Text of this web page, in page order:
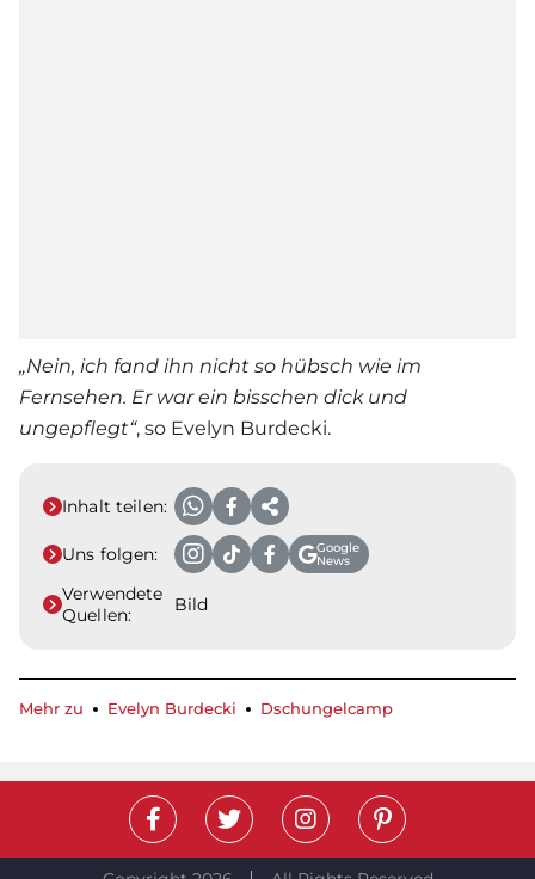
„Nein, ich fand ihn nicht so hübsch wie im
Fernsehen. Er war ein bisschen dick und
ungepflegt“, so Evelyn Burdecki.
Inhalt teilen:
Uns folgen:
Google
News
Verwendete
Quellen:
Bild
Mehr zu Evelyn Burdecki Dschungelcamp